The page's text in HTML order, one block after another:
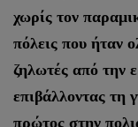
χωρίς τον
πόλεις που ήταν
ζηλωτές από την
επιβάλλοντας τη
πρώτος στην